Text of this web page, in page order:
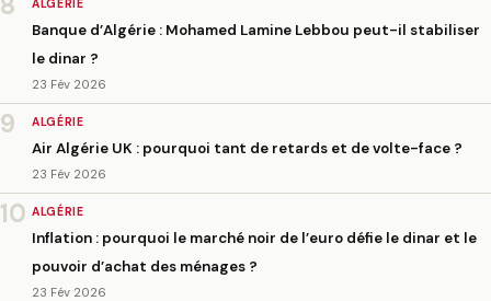
ALGÉRIE
Banque d’Algérie : Mohamed Lamine Lebbou peut-il stabiliser
le dinar ?
23 Fév 2026
9 ALGÉRIE
Air Algérie UK : pourquoi tant de retards et de volte-face ?
23 Fév 2026
10 ALGÉRIE
Inflation : pourquoi le marché noir de l’euro défie le dinar et le
pouvoir d’achat des ménages ?
23 Fév 2026